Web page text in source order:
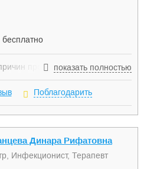
бесплатно
профессиональный
и профилактическими
предварительные
мер,
иммунитета и увеличение
пациента. Медицинская помощь
от хронических
пациента и
показать полностью
Поблагодарить
Динара Рифатовна
Инфекционист, Терапевт